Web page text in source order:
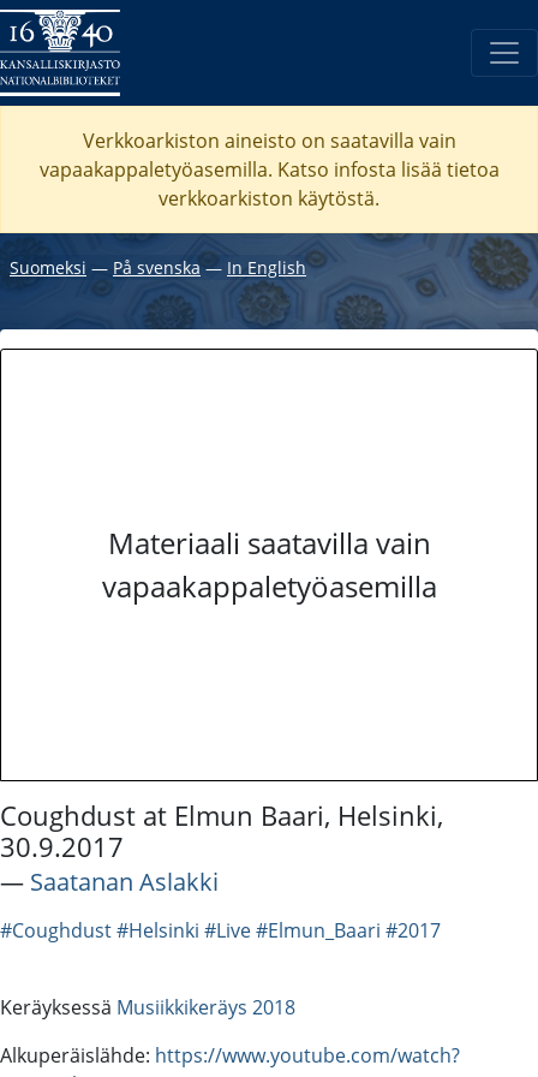
Verkkoarkiston aineisto on saatavilla vain
vapaakappaletyöasemilla. Katso infosta lisää tietoa
verkkoarkiston käytöstä.
Suomeksi ― På svenska― In English
Materiaali saatavilla vain
vapaakappaletyöasemilla
Coughdust at Elmun Baari, Helsinki,
30.9.2017
― Saatanan Aslakki
#Coughdust#Helsinki #Live#Elmun_Baari #2017
Keräyksessä Musiikkikeräys 2018
Alkuperäislähde: https://www.youtube.com/watch?